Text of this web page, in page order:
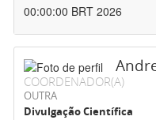
00:00:00 BRT 2026
COORDENADOR(A)
OUTRA
Divulgação Científica